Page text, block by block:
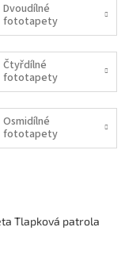
Dvoudílné
fototapety
Čtyřdílné
fototapety
Osmidílné
fototapety
Tlapková patrola